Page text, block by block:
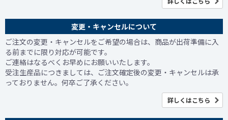
変更・キャンセルについて
ご注文の変更・キャンセルをご希望の場合は、商品が出荷準備に入
る前までに限り対応が可能です。
ご連絡はなるべくお早めにお願いいたします。
受注生産品につきましては、ご注文確定後の変更・キャンセルは承
っておりません。何卒ご了承ください。
詳しくはこちら